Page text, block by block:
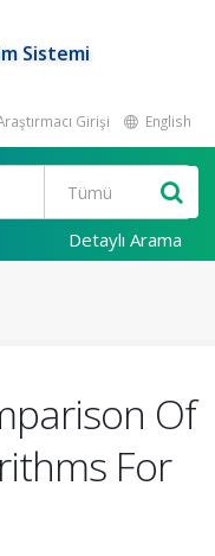
Sistemi
Girişi English
Detaylı Arama
Of
For